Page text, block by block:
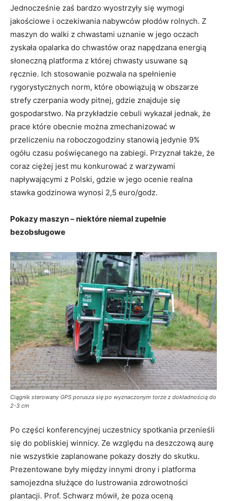
Jednocześnie zaś bardzo wyostrzyły się wymogi
jakościowe i oczekiwania nabywców płodów rolnych. Z
maszyn do walki z chwastami uznanie w jego oczach
zyskała opalarka do chwastów oraz napędzana energią
słoneczną platforma z której chwasty usuwane są
ręcznie. Ich stosowanie pozwala na spełnienie
rygorystycznych norm, które obowiązują w obszarze
strefy czerpania wody pitnej, gdzie znajduje się
gospodarstwo. Na przykładzie cebuli wykazał jednak, że
prace które obecnie można zmechanizować w
przeliczeniu na roboczogodziny stanowią jedynie 9%
ogółu czasu poświęcanego na zabiegi. Przyznał także, że
coraz ciężej jest mu konkurować z warzywami
napływającymi z Polski, gdzie w jego ocenie realna
stawka godzinowa wynosi 2,5 euro/godz.
Pokazy maszyn – niektóre niemal zupełnie
bezobsługowe
Ciągnik sterowany GPS porusza się po wyznaczonym torze z dokładnością do
2-3 cm
Po części konferencyjnej uczestnicy spotkania przenieśli
się do pobliskiej winnicy. Ze względu na deszczową aurę
nie wszystkie zaplanowane pokazy doszły do skutku.
Prezentowane były między innymi drony i platforma
samojezdna służące do lustrowania zdrowotności
plantacji. Prof. Schwarz mówił, że poza oceną